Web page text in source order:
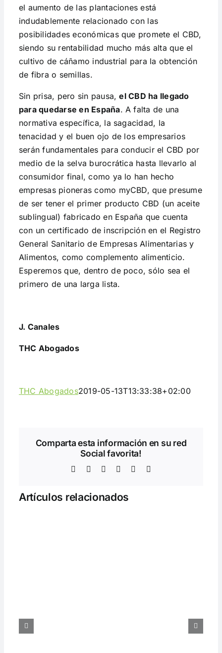
el aumento de las plantaciones está
indudablemente relacionado con las
posibilidades económicas que promete el CBD,
siendo su rentabilidad mucho más alta que el
cultivo de cáñamo industrial para la obtención
de fibra o semillas.
Sin prisa, pero sin pausa,el CBD ha llegado
para quedarse en España. A falta de una
normativa específica, la sagacidad, la
tenacidad y el buen ojo de los empresarios
serán fundamentales para conducir el CBD por
medio de la selva burocrática hasta llevarlo al
consumidor final, como ya lo han hecho
empresas pioneras como myCBD, que presume
de ser tener el primer producto CBD (un aceite
sublingual) fabricado en España que cuenta
con un certificado de inscripción en el Registro
General Sanitario de Empresas Alimentarias y
Alimentos, como complemento alimenticio.
Esperemos que, dentro de poco, sólo sea el
primero de una larga lista.
J. Canales
THC Abogados
THC Abogados2019-05-13T13:33:38+02:00
Comparta esta información en su red
Social favorita!
Facebook
TwitterLinkedInWhatsAppTelegram
Artículos relacionados